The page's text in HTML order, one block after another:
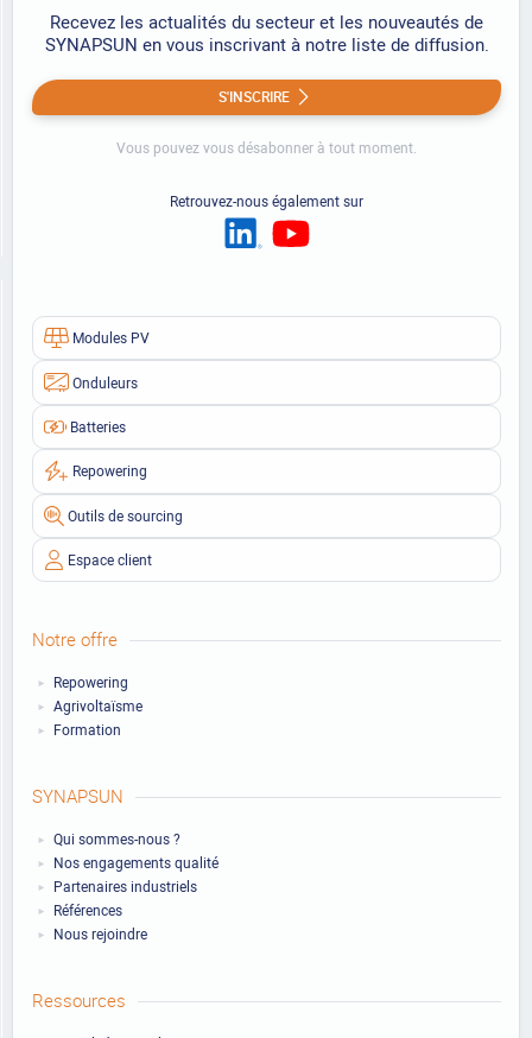
Modules PV
Onduleurs
Batteries
Repowering
Outils de sourcing
Espace client
Notre offre
Repowering
Agrivoltaïsme
Formation
SYNAPSUN
Qui sommes-nous ?
Nos engagements qualité
Partenaires industriels
Références
Nous rejoindre
Ressources
Recevez les actualités du secteur et les nouveautés de
SYNAPSUN en vous inscrivant à notre liste de diffusion.
S'INSCRIRE
Vous pouvez vous désabonner à tout moment.
Retrouvez-nous également sur